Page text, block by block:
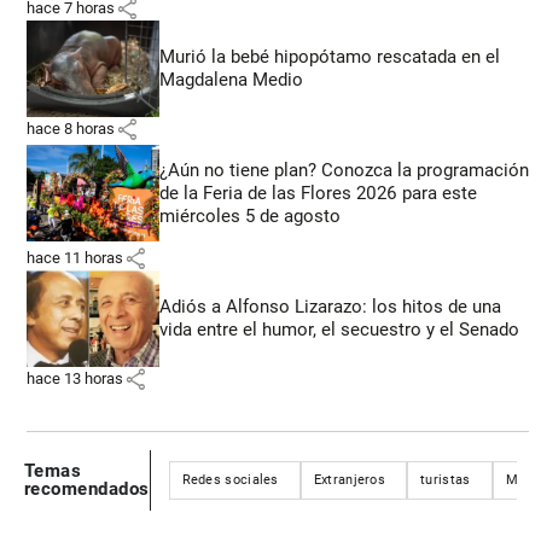
hace 7 horas share
Murió la bebé hipopótamo rescatada en el
Magdalena Medio
hace 8 horas share
¿Aún no tiene plan? Conozca la programación
de la Feria de las Flores 2026 para este
miércoles 5 de agosto
hace 11 horas share
Adiós a Alfonso Lizarazo: los hitos de una
vida entre el humor, el secuestro y el Senado
hace 13 horas share
Temas
recomendados
Redes sociales Extranjeros turistas